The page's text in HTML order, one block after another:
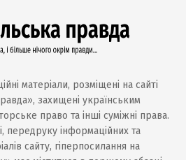
матеріали, розміщені на сайті
захищені українським
право та інші суміжні права.
передруку інформаційних та
сайту, гіперпосилання на